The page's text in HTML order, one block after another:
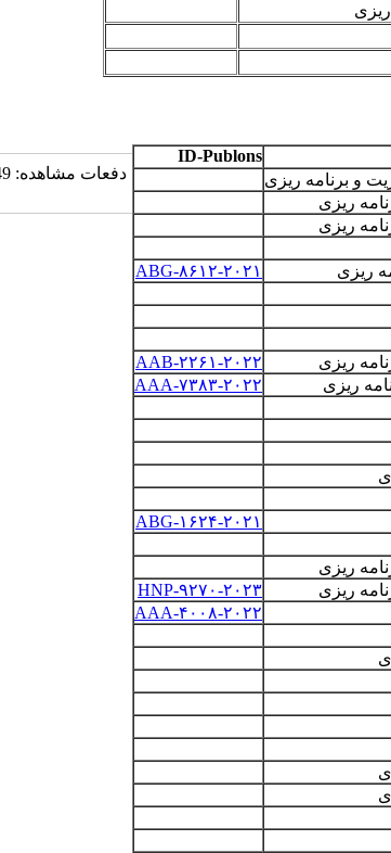
ID-Publons
و برنامه­ ریزی
ریزی
­ریزی
ریزی
ABG-۸۶۱۲-۲۰۲۱
­ریزی AAB-۲۲۶۱-۲۰۲۲
ریزی
AAA-۷۳۸۳-۲۰۲۲
ABG-۱۶۲۴-۲۰۲۱
ریزی
ریزی
HNP-۹۲۷۰-۲۰۲۳
AAA-۴۰۰۸-۲۰۲۲
دفعات مشاهده: 4349 بار |